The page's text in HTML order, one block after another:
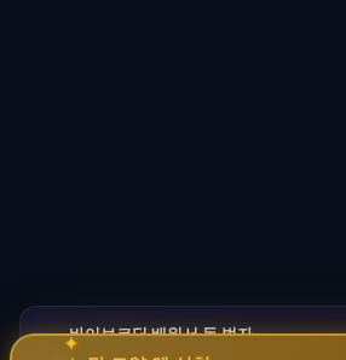
🚀바이브코딩 배워서 돈 벌자
코딩 몰라도 AI로 자동화 수익 시스템 구축 · 무료
✦